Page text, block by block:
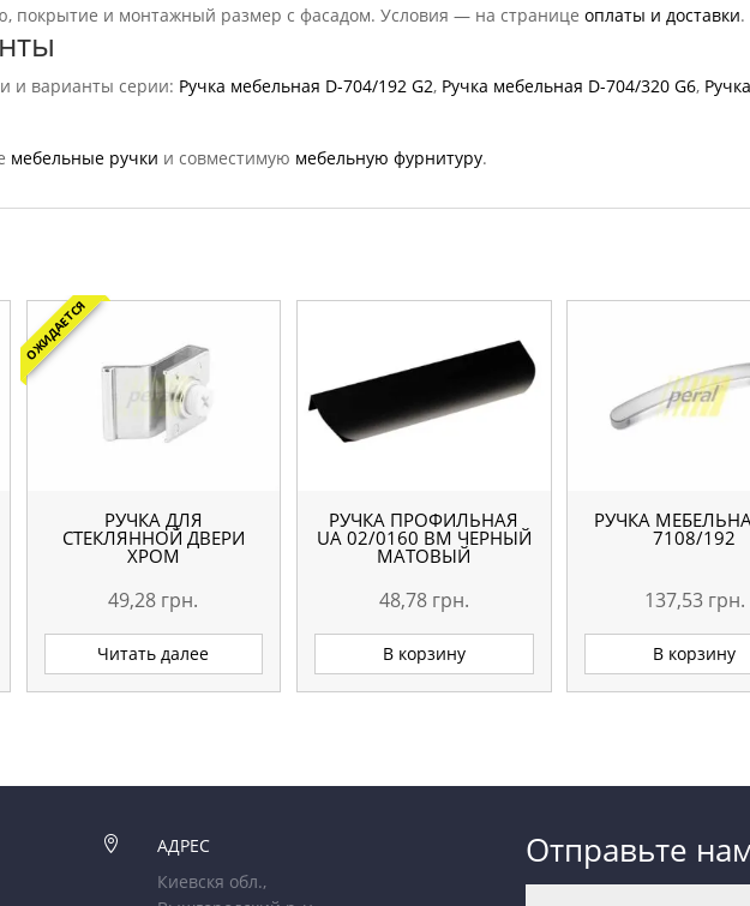
покрытие и монтажный размер с фасадом. Условия — на страницеоплаты и доставки.
и варианты серии: Ручка мебельная D-704/192 G2, Ручка мебельная D-704/320 G6,
мебельные ручки и совместимую мебельную фурнитуру.
ОЖИДАЕТСЯ
РУЧКА ДЛЯ
СТЕКЛЯННОЙ ДВЕРИ
ХРОМ
49,28 грн.
Читать далее
РУЧКА ПРОФИЛЬНАЯ
UA 02/0160 BM ЧЕРНЫЙ
МАТОВЫЙ
48,78 грн.
В корзину
РУЧКА
7108/192
137,53 грн.
В корзину

АДРЕС
Киевскя обл.,
Отправьте